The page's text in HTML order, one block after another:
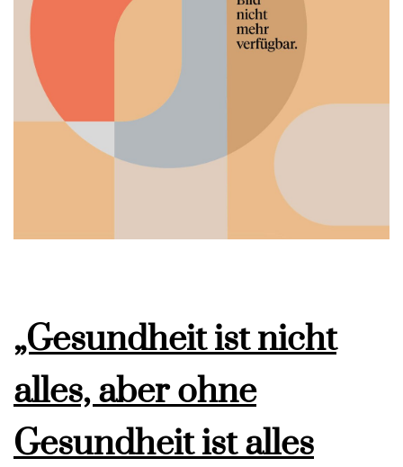
„Gesundheit ist nicht
alles, aber ohne
Gesundheit ist alles